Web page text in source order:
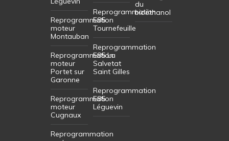
Reprogrammation
moteur
Montauban
Reprogrammation
moteur
Portet sur
Garonne
Reprogrammation
moteur
Cugnaux
Reprogrammation
Reprogrammation
E85
Tournefeuille
Reprogrammation
E85 La
Salvetat
Saint Gilles
Reprogrammation
E85
Léguevin
du
bioéthanol